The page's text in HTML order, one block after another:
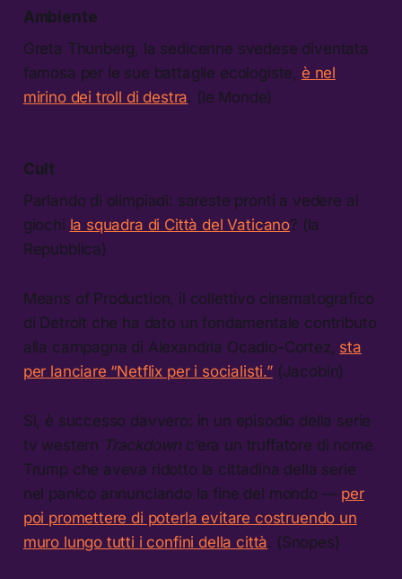
Ambiente
Greta Thunberg, la sedicenne svedese diventata
famosa per le sue battaglie ecologiste, è nel
mirino dei troll di destra. (le Monde)
Cult
Parlando di olimpiadi: sareste pronti a vedere ai
giochi la squadra di Città del Vaticano? (la
Repubblica)
Means of Production, il collettivo cinematografico
di Detroit che ha dato un fondamentale contributo
alla campagna di Alexandria Ocadio-Cortez, sta
per lanciare “Netflix per i socialisti.”(Jacobin)
Sì, è successo davvero: in un episodio della serie
tv western Trackdown c’era un truffatore di nome
Trump che aveva ridotto la cittadina della serie
nel panico annunciando la fine del mondo — per
poi promettere di poterla evitare costruendo un
muro lungo tutti i confini della città. (Snopes)